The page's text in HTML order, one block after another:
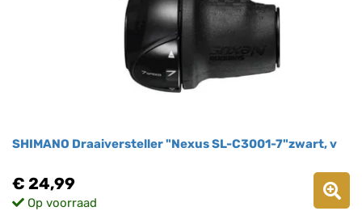
SHIMANO Draaiversteller "Nexus SL-C3001-7"zwart, v
€ 24,99
Op voorraad